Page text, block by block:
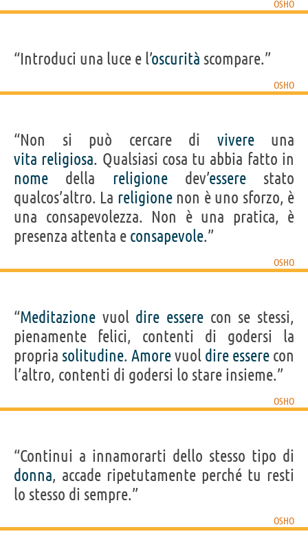
OSHO
“Introduci una luce e l’oscurità scompare.”
OSHO
“Non si può cercare di vivereuna
vita religiosa. Qualsiasi cosa tu abbia fatto in
nome della religionedev’esserestato
qualcos’altro. La religionenon è uno sforzo, è
una consapevolezza. Non è una pratica, è
presenza attenta e consapevole.”
OSHO
“Meditazione vuol dire essere con se stessi,
pienamente felici, contenti di godersi la
propria solitudine. Amorevuol dire essere con
l’altro, contenti di godersi lo stare insieme.”
OSHO
“Continui a innamorarti dello stesso tipo di
donna, accade ripetutamente perché tu resti
lo stesso di sempre.”
OSHO